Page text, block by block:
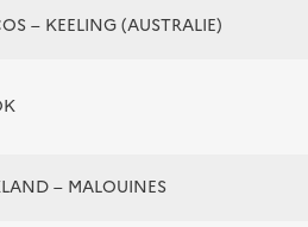
– KEELING (AUSTRALIE)
– MALOUINES